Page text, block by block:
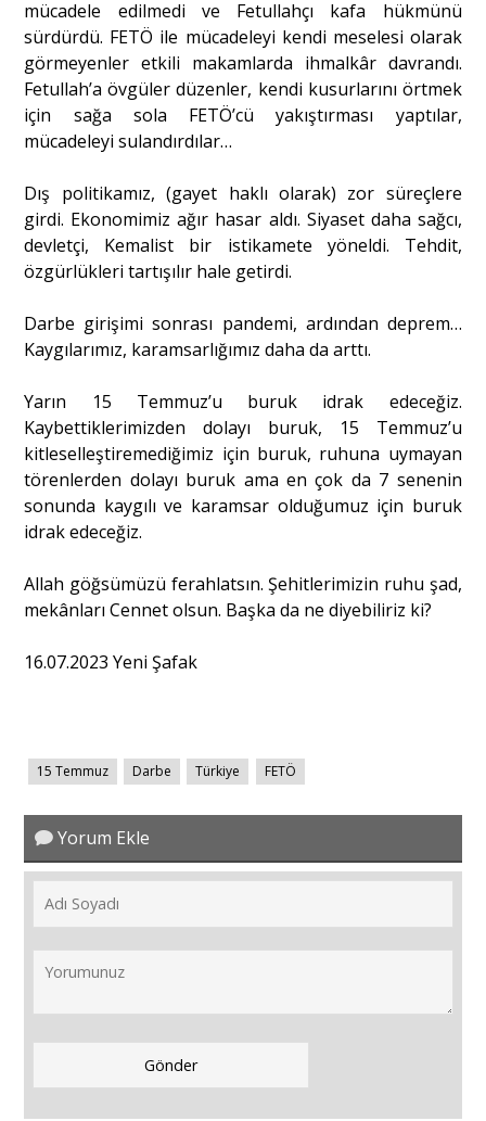
mücadele edilmedi ve Fetullahçı kafa hükmünü
sürdürdü. FETÖ ile mücadeleyi kendi meselesi olarak
görmeyenler etkili makamlarda ihmalkâr davrandı.
Fetullah’a övgüler düzenler, kendi kusurlarını örtmek
için sağa sola FETÖ’cü yakıştırması yaptılar,
mücadeleyi sulandırdılar…
Dış politikamız, (gayet haklı olarak) zor süreçlere
girdi. Ekonomimiz ağır hasar aldı. Siyaset daha sağcı,
devletçi, Kemalist bir istikamete yöneldi. Tehdit,
özgürlükleri tartışılır hale getirdi.
Darbe girişimi sonrası pandemi, ardından deprem…
Kaygılarımız, karamsarlığımız daha da arttı.
Yarın 15 Temmuz’u buruk idrak edeceğiz.
Kaybettiklerimizden dolayı buruk, 15 Temmuz’u
kitleselleştiremediğimiz için buruk, ruhuna uymayan
törenlerden dolayı buruk ama en çok da 7 senenin
sonunda kaygılı ve karamsar olduğumuz için buruk
idrak edeceğiz.
Allah göğsümüzü ferahlatsın. Şehitlerimizin ruhu şad,
mekânları Cennet olsun. Başka da ne diyebiliriz ki?
16.07.2023 Yeni Şafak
15 Temmuz Darbe Türkiye FETÖ
Yorum Ekle